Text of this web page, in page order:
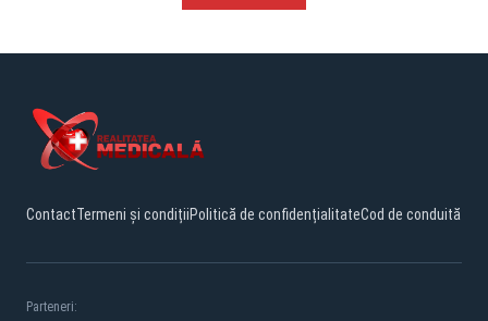
ContactTermeni și condițiiPolitică de confidențialitateCod de conduită
Parteneri: